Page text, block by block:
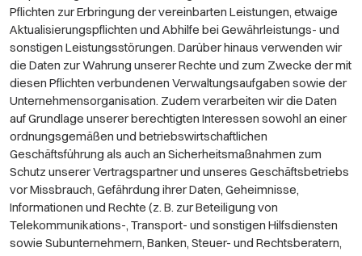
Pflichten zur Erbringung der vereinbarten Leistungen, etwaige
Aktualisierungspflichten und Abhilfe bei Gewährleistungs- und
sonstigen Leistungsstörungen. Darüber hinaus verwenden wir
die Daten zur Wahrung unserer Rechte und zum Zwecke der mit
diesen Pflichten verbundenen Verwaltungsaufgaben sowie der
Unternehmensorganisation. Zudem verarbeiten wir die Daten
auf Grundlage unserer berechtigten Interessen sowohl an einer
ordnungsgemäßen und betriebswirtschaftlichen
Geschäftsführung als auch an Sicherheitsmaßnahmen zum
Schutz unserer Vertragspartner und unseres Geschäftsbetriebs
vor Missbrauch, Gefährdung ihrer Daten, Geheimnisse,
Informationen und Rechte (z. B. zur Beteiligung von
Telekommunikations-, Transport- und sonstigen Hilfsdiensten
sowie Subunternehmern, Banken, Steuer- und Rechtsberatern,